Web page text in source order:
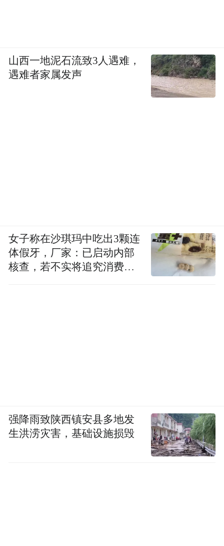
山西一地泥石流致3人遇难，
遇难者家属发声
女子称在沙琪玛中吃出3颗连
体假牙，厂家：已启动内部
核查，若不实将追究消费者
强降雨致陕西镇安县多地发
生洪涝灾害，基础设施损毁